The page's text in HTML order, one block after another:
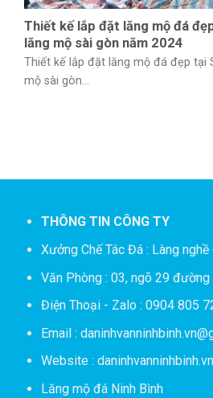
Thiết kế lắp đặt lăng mộ đá
lăng mộ sài gòn năm 2024
Thiết kế lắp đặt lăng mộ đá đẹp tại
mộ sài gòn...
THÔNG TIN CÔNG TY
Xưởng Chế Tác Đá : Làng
Văn Phòng : 03, ngõ 29 đường
Điện Thoại - Zalo : 0904 805
Email :
Website : daninhvanninhbinh.vn
Lăng mộ đá Ninh Bình